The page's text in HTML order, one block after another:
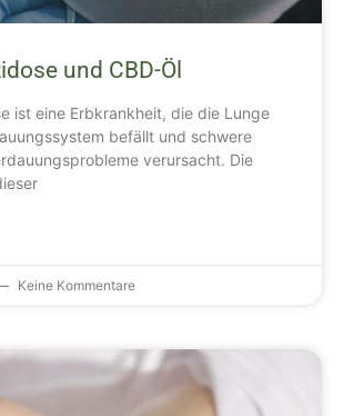
und CBD-Öl
ist eine Erbkrankheit, die die Lunge
befällt und schwere
verursacht. Die
Keine Kommentare